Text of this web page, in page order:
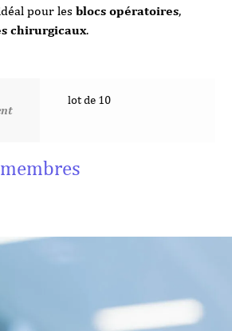
pour les blocs opératoires,
chirurgicaux.
lot de 10